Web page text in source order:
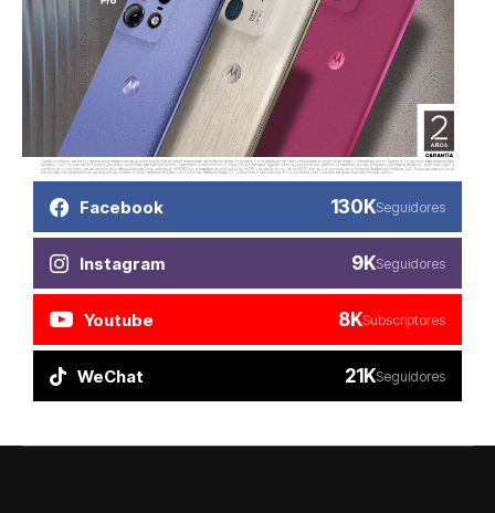
Facebook 130KSeguidores
Instagram 9KSeguidores
Youtube 8KSubscriptores
WeChat 21KSeguidores